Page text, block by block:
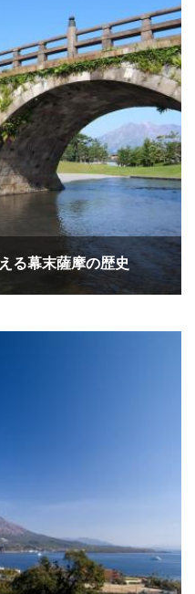
る幕末薩摩の歴史